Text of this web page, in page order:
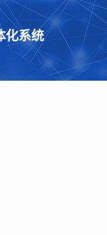
化系统